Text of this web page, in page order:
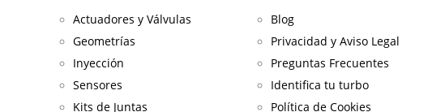
Actuadores y Válvulas
Geometrías
Inyección
Sensores
Kits de Juntas
Blog
Privacidad y Aviso Legal
Preguntas Frecuentes
Identifica tu turbo
Política de Cookies